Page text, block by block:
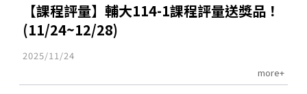
【課程評量】輔大114-1課程評量送獎品！
(11/24~12/28)
2025/11/24
more+